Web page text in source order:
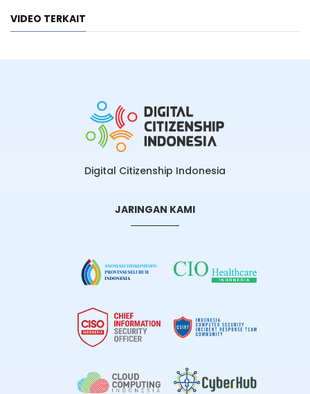
VIDEO TERKAIT
Digital Citizenship Indonesia
JARINGAN KAMI